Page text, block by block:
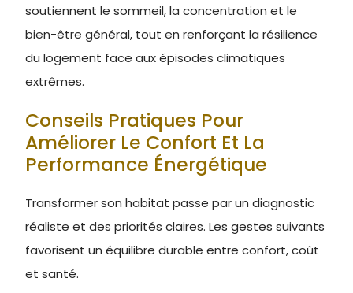
soutiennent le sommeil, la concentration et le
bien-être général, tout en renforçant la résilience
du logement face aux épisodes climatiques
extrêmes.
Conseils Pratiques Pour
Améliorer Le Confort Et La
Performance Énergétique
Transformer son habitat passe par un diagnostic
réaliste et des priorités claires. Les gestes suivants
favorisent un équilibre durable entre confort, coût
et santé.